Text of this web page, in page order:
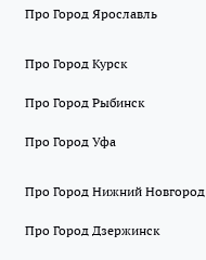
Про Город Ярославль
Про Город Курск
Про Город Рыбинск
Про Город Уфа
Про Город Нижний Новгород
Про Город Дзержинск